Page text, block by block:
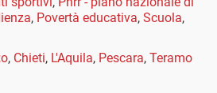
, Povertà educativa, Scuola,
, Chieti, L'Aquila, Pescara, Teramo